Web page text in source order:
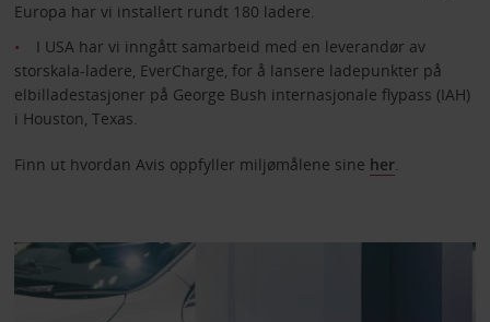
Europa har vi installert rundt 180 ladere.
I USA har vi inngått samarbeid med en leverandør av
storskala-ladere, EverCharge, for å lansere ladepunkter på
elbilladestasjoner på George Bush internasjonale flypass (IAH)
i Houston, Texas.
Finn ut hvordan Avis oppfyller miljømålene sine her.